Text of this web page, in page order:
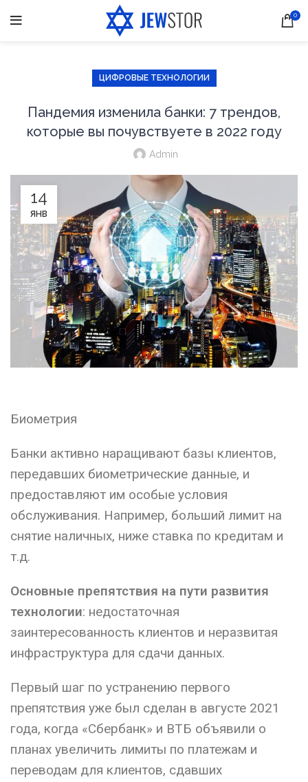
0
ЦИФРОВЫЕ ТЕХНОЛОГИИ
Пандемия изменила банки: 7 трендов,
которые вы почувствуете в 2022 году
Admin
14
ЯНВ
Биометрия
Банки активно наращивают базы клиентов,
передавших биометрические данные, и
предоставляют им особые условия
обслуживания. Например, больший лимит на
снятие наличных, ниже ставка по кредитам и
т.д.
Основные препятствия на пути развития
технологии: недостаточная
заинтересованность клиентов и неразвитая
инфраструктура для сдачи данных.
Первый шаг по устранению первого
препятствия уже был сделан в августе 2021
года, когда «Сбербанк» и ВТБ объявили о
планах увеличить лимиты по платежам и
переводам для клиентов, сдавших